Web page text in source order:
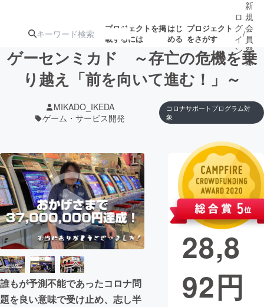
プロジェクトを掲
載するには
はじ
める
プロジェクト
をさがす
ターン
ジェクト
募集終了が近いプ
ロジェクト
もうすぐ公開
されます
アート・写真 音楽
テクノロジー・ガジェット ゲーム・サ
映像・映画 書籍・雑誌
ビジネス・起業 チャレンジ
まちづくり・地域活性化
ロ
グ
イ
ン
/
新
規
会
員
登
録
ゲーセンミカド ～存亡の危機を乗
り越え「前を向いて進む！」～
MIKADO_IKEDA
ゲーム・サービス開発
コロナサポートプログラム対
象
誰もが予測不能であったコロナ問
題を良い意味で受け止め、志し半
現在の支援総
額
37,3
28,8
92円